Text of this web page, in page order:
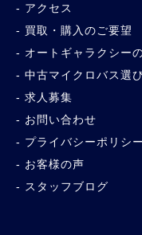
アクセス
買取・購入のご要望
オートギャラクシー
中古マイクロバス選
求人募集
お問い合わせ
プライバシーポリシー
お客様の声
スタッフブログ